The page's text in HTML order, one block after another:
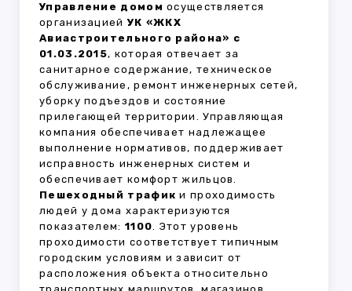
Управление домом осуществляется
организациейУК «ЖКХ
Авиастроительного района» с
01.03.2015, которая отвечает за
санитарное содержание, техническое
обслуживание, ремонт инженерных сетей,
уборку подъездов и состояние
прилегающей территории. Управляющая
компания обеспечивает надлежащее
выполнение нормативов, поддерживает
исправность инженерных систем и
обеспечивает комфорт жильцов.
Пешеходный трафик и проходимость
людей у дома характеризуются
показателем: 1100. Этот уровень
проходимости соответствует типичным
городским условиям и зависит от
расположения объекта относительно